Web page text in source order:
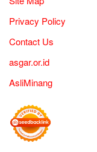
Privacy Policy
Contact Us
asgar.or.id
AsliMinang